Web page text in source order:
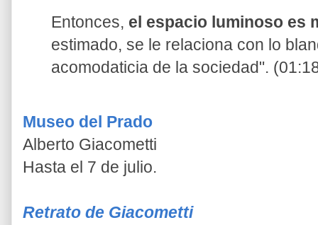
Entonces, el espacio luminoso es
estimado, se le relaciona con lo
acomodaticia de la sociedad".
Museo del Prado
Alberto Giacometti
Hasta el 7 de julio.
Retrato de Giacometti